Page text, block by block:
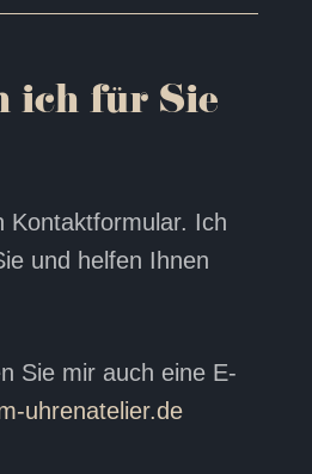
ich für Sie
Kontaktformular. Ich
und helfen Ihnen
Sie mir auch eine E-
uhrenatelier.de